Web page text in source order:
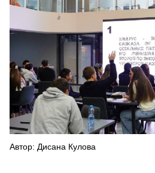
Автор: Дисана Кулова